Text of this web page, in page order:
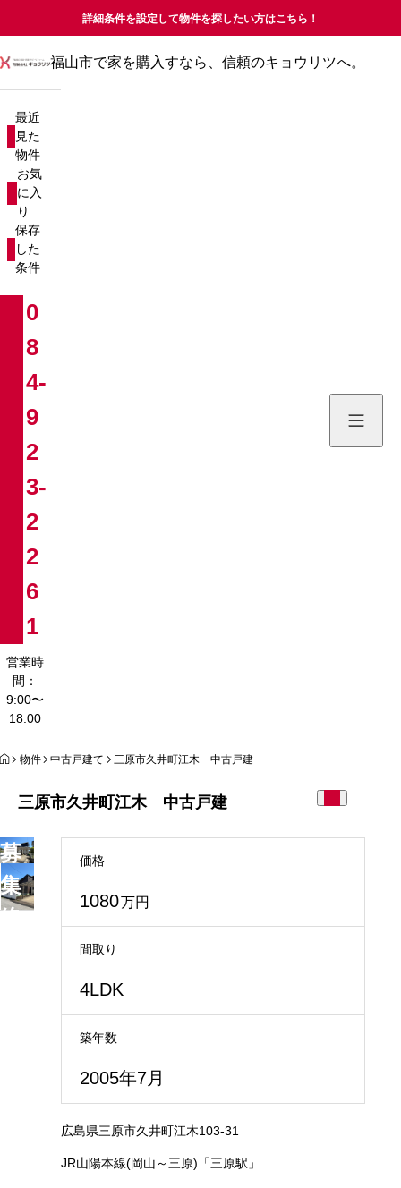
分譲マンション
お問い合わせ
詳細条件を設定して物件を探したい方はこちら！
福山市で家を購入すなら、信頼のキョウリツへ。
最近
見た
物件
お気
に入
り
保存
した
条件
0
8
4-
9
2
3-
2
2
6
1
営業時
間：
9:00〜
18:00
HOME
物件 中古戸建て 三原市久井町江木 中古戸建
三原市久井町江木 中古戸建
募
集
終
価格
1080万円
間取り
4LDK
築年数
2005年7月
広島県三原市久井町江木103-31
JR山陽本線(岡山～三原)「三原駅」